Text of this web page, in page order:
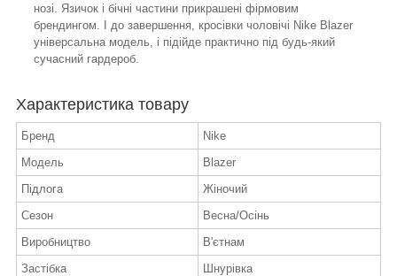
нозі. Язичок і бічні частини прикрашені фірмовим
брендингом. І до завершення, кросівки чоловічі Nike Blazer
універсальна модель, і підійде практично під будь-який
сучасний гардероб.
Характеристика товару
Бренд
Nike
Модель
Blazer
Підлога
Жіночий
Сезон
Весна/Осінь
Виробництво
В'єтнам
Застібка
Шнурівка